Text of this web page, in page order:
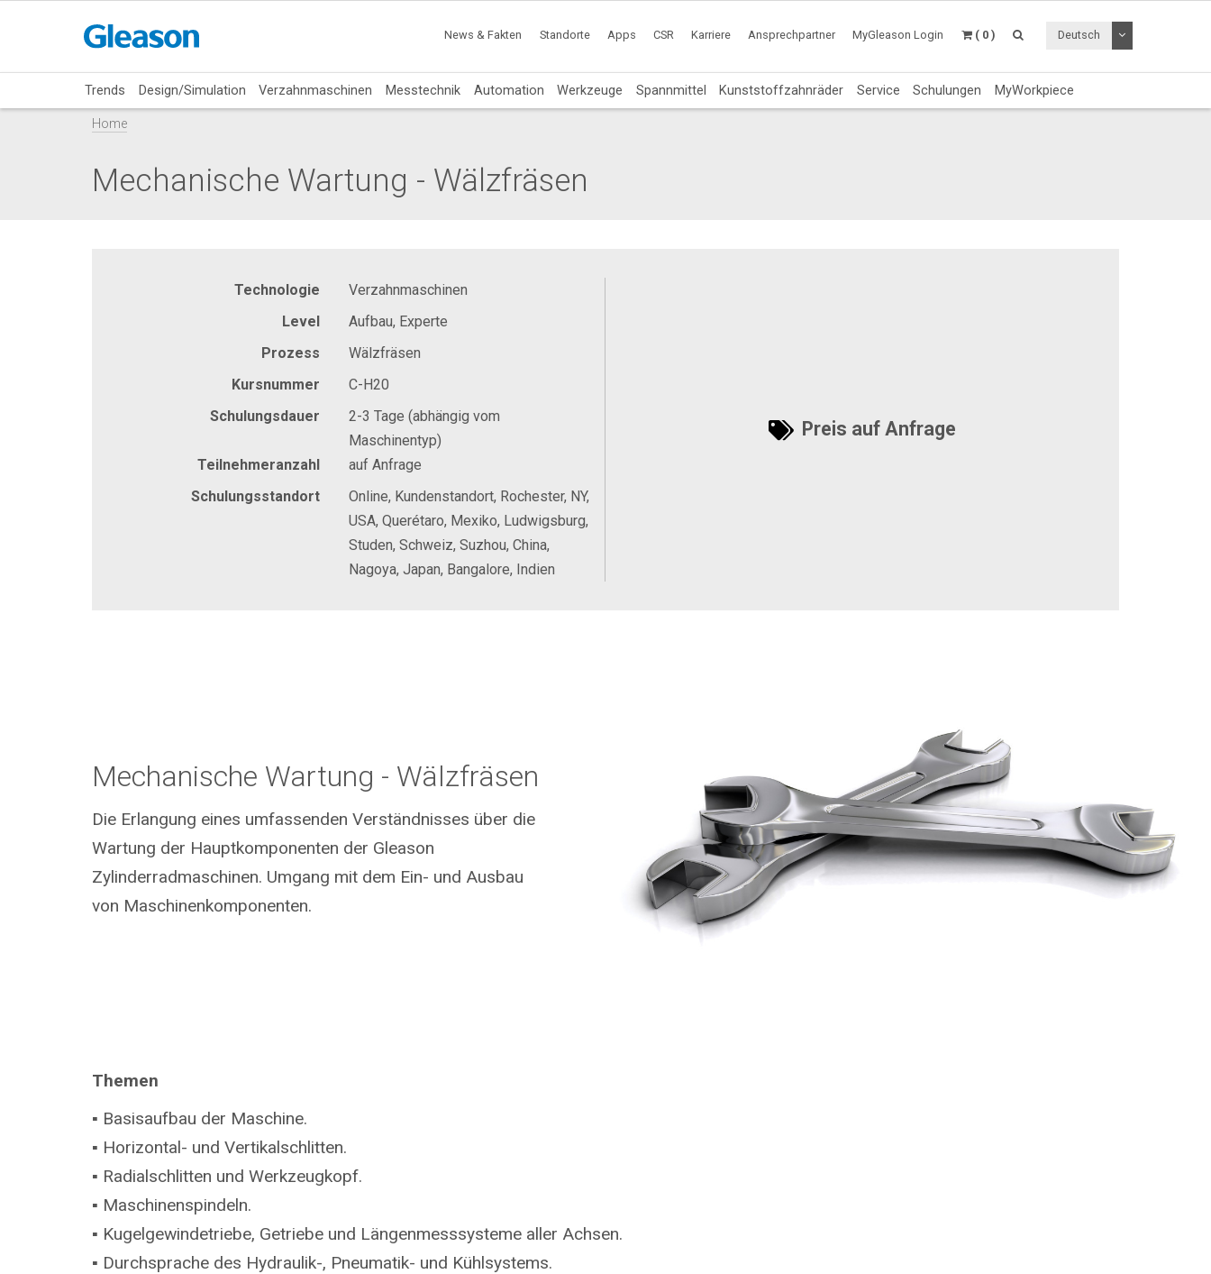
News & Fakten Standorte Apps CSR Karriere Ansprechpartner MyGleason Login ( 0 ) Deutsch Dropdown
Trends Design/Simulation Verzahnmaschinen Messtechnik Automation Werkzeuge Spannmittel Kunststoffzahnräder Service Schulungen MyWorkpiece
Home
Mechanische Wartung - Wälzfräsen
Technologie
Verzahnmaschinen
Level
Aufbau, Experte
Prozess
Wälzfräsen
Kursnummer
C-H20
Schulungsdauer
2-3 Tage (abhängig vom
Maschinentyp)
Teilnehmeranzahl
auf Anfrage
Schulungsstandort
Online, Kundenstandort, Rochester, NY,
USA, Querétaro, Mexiko, Ludwigsburg,
Studen, Schweiz, Suzhou, China,
Nagoya, Japan, Bangalore, Indien
Preis auf Anfrage
Mechanische Wartung - Wälzfräsen
Die Erlangung eines umfassenden Verständnisses über die
Wartung der Hauptkomponenten der Gleason
Zylinderradmaschinen. Umgang mit dem Ein- und Ausbau
von Maschinenkomponenten.
Themen
▪ Basisaufbau der Maschine.
▪ Horizontal- und Vertikalschlitten.
▪ Radialschlitten und Werkzeugkopf.
▪ Maschinenspindeln.
▪ Kugelgewindetriebe, Getriebe und Längenmesssysteme aller Achsen.
▪ Durchsprache des Hydraulik-, Pneumatik- und Kühlsystems.